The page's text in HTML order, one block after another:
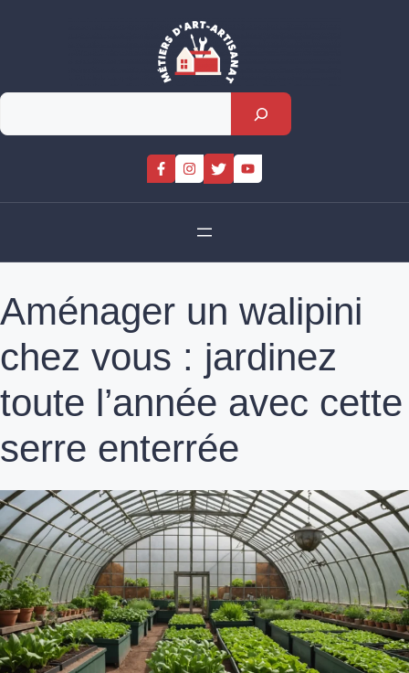
Rechercher
Aménager un walipini
chez vous : jardinez
toute l’année avec cette
serre enterrée